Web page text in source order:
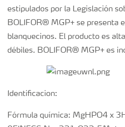
estipulados por la Legislación
BOLIFOR® MGP+ se presenta
blanquecinos. El producto es
débiles. BOLIFOR® MGP+ es
Identificacion:
Fórmula química: MgHPO4 x